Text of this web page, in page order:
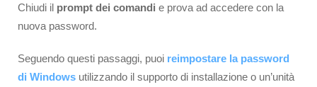
Chiudi il prompt dei comandi e prova ad accedere con la
nuova password.
Seguendo questi passaggi, puoi reimpostare la password
di Windows utilizzando il supporto di installazione o un’unità